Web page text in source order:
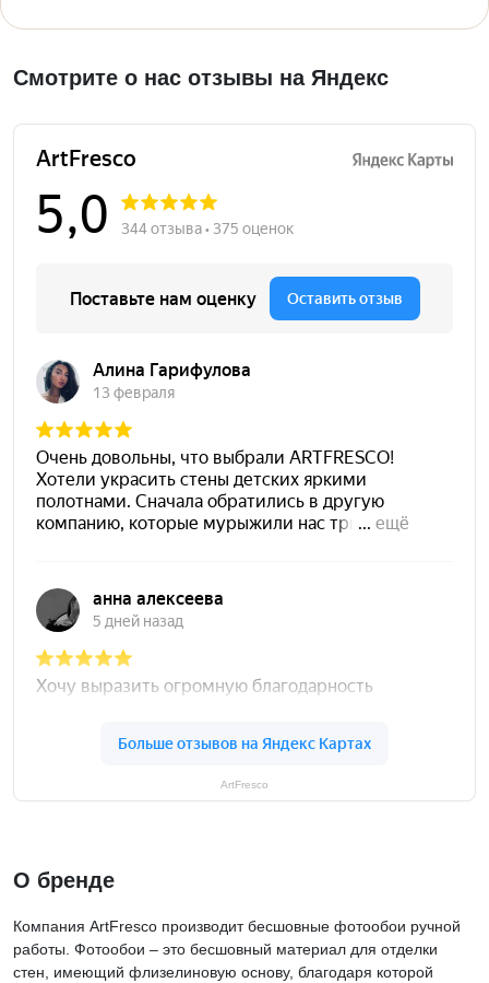
Смотрите о нас отзывы на Яндекс
ArtFresco
О бренде
Компания ArtFresco производит бесшовные фотообои ручной
работы. Фотообои – это бесшовный материал для отделки
стен, имеющий флизелиновую основу, благодаря которой